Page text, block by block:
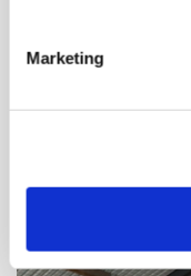
Marketing
marked for biokul